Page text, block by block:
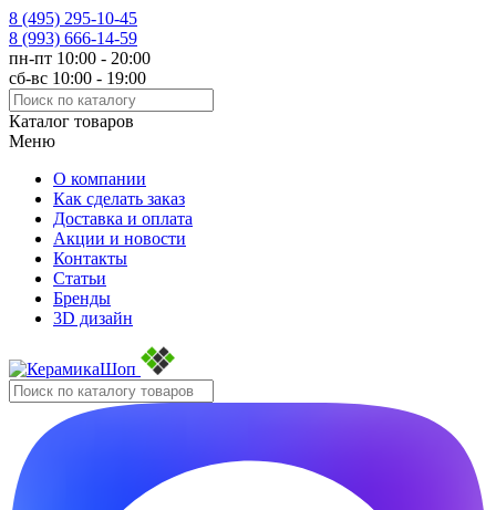
8 (495) 295-10-45
8 (993) 666-14-59
пн-пт 10:00 - 20:00
сб-вс 10:00 - 19:00
Каталог товаров
Меню
О компании
Как сделать заказ
Доставка и оплата
Акции и новости
Контакты
Статьи
Бренды
3D дизайн